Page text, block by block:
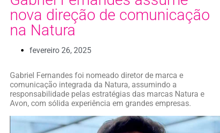
nova direção de comunicação
na Natura
fevereiro 26, 2025
Gabriel Fernandes foi nomeado diretor de marca e
comunicação integrada da Natura, assumindo a
responsabilidade pelas estratégias das marcas Natura e
Avon, com sólida experiência em grandes empresas.